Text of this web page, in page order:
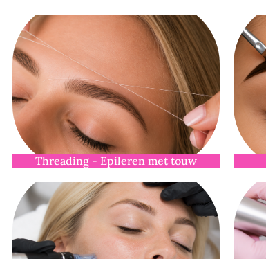
Threading - Epileren met touw